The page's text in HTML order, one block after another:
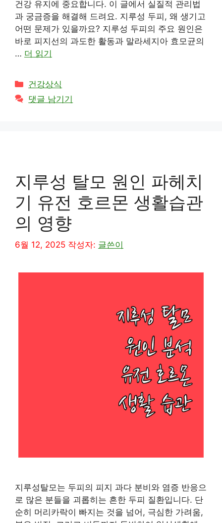
건강 유지에 중요합니다. 이 글에서 실질적 관리법
과 궁금증을 해결해 드려요. 지루성 두피, 왜 생기고
어떤 문제가 있을까요? 지루성 두피의 주요 원인은
바로 피지선의 과도한 활동과 말라세지아 효모균의
… 더 읽기
카
테
고
건강상식
댓글 남기기
지루성 탈모 원인 파헤치
기 유전 호르몬 생활습관
의 영향
6월 12, 2025 작성자: 글쓴이
지루성탈모는 두피의 피지 과다 분비와 염증 반응으
로 많은 분들을 괴롭히는 흔한 두피 질환입니다. 단
순히 머리카락이 빠지는 것을 넘어, 극심한 가려움,